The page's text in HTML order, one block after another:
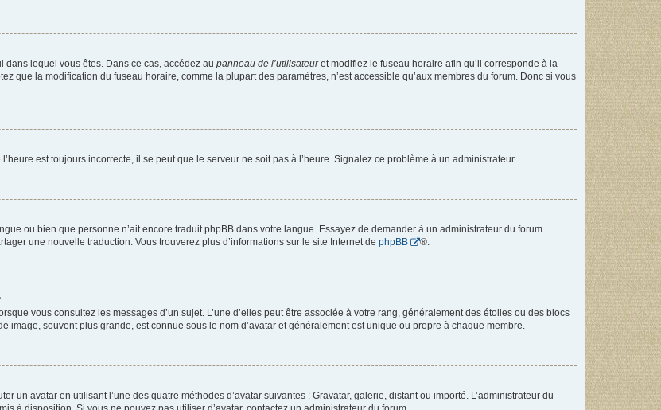
dans lequel vous êtes. Dans ce cas, accédez au panneau de l’utilisateuret modifiez le fuseau horaire afin qu’il corresponde à la
que la modification du fuseau horaire, comme la plupart des paramètres, n’est accessible qu’aux membres du forum. Donc si vous
est toujours incorrecte, il se peut que le serveur ne soit pas à l’heure. Signalez ce problème à un administrateur.
ou bien que personne n’ait encore traduit phpBB dans votre langue. Essayez de demander à un administrateur du forum
une nouvelle traduction. Vous trouverez plus d’informations sur le site Internet de phpBB ®.
vous consultez les messages d’un sujet. L’une d’elles peut être associée à votre rang, généralement des étoiles ou des blocs
image, souvent plus grande, est connue sous le nom d’avatar et généralement est unique ou propre à chaque membre.
un avatar en utilisant l’une des quatre méthodes d’avatar suivantes : Gravatar, galerie, distant ou importé. L’administrateur du